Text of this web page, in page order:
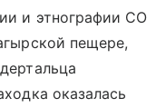
и этнографии СО
пещере,
оказалась